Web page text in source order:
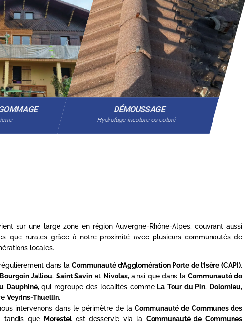
DÉMOUSSAGE
Hydrofuge incolore ou coloré
sur une large zone en région Auvergne-Rhône-Alpes, couvrant aussi
que rurales grâce à notre proximité avec plusieurs communautés de
locales.
dans laCommunauté d’Agglomération Porte de l’Isère (CAPI),
Bourgoin Jallieu, Saint Savin et Nivolas, ainsi que dans laCommunauté de
Dauphiné, qui regroupe des localités comme La Tour du Pin, Dolomieu,
Veyrins-Thuellin.
intervenons dans le périmètre de laCommunauté de Communes des
tandis que Morestelest desservie via la Communauté de Communes